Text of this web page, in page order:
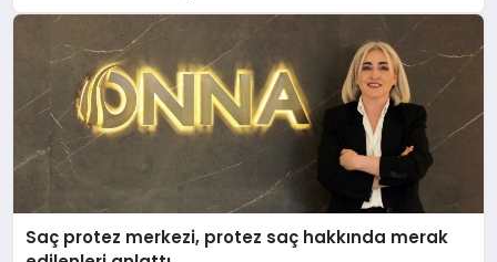
Saç protez merkezi, protez saç hakkında merak